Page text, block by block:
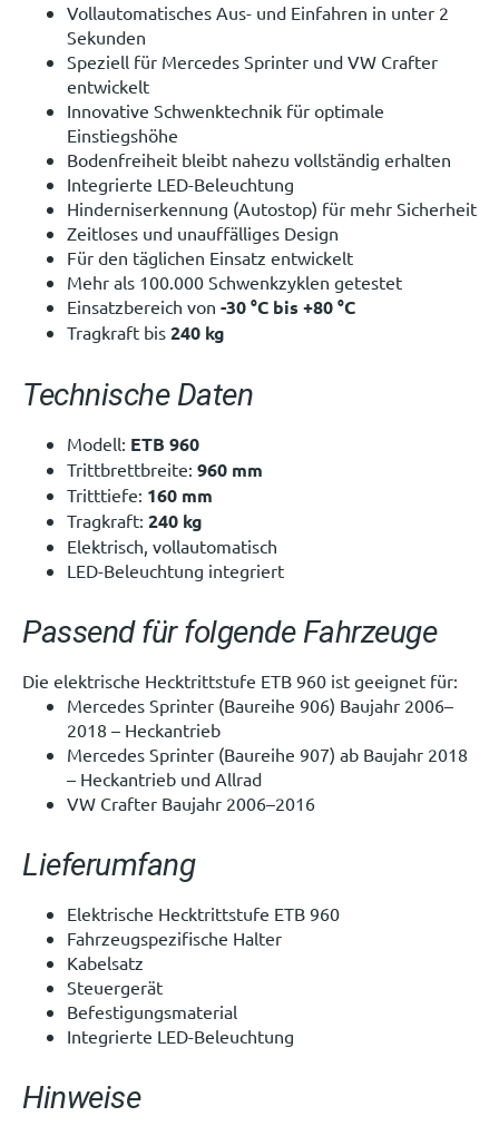
Vollautomatisches Aus- und Einfahren in unter 2
Sekunden
Speziell für Mercedes Sprinter und VW Crafter
entwickelt
Innovative Schwenktechnik für optimale
Einstiegshöhe
Bodenfreiheit bleibt nahezu vollständig erhalten
Integrierte LED-Beleuchtung
Hinderniserkennung (Autostop) für mehr Sicherheit
Zeitloses und unauffälliges Design
Für den täglichen Einsatz entwickelt
Mehr als 100.000 Schwenkzyklen getestet
Einsatzbereich von -30 °C bis +80 °C
Tragkraft bis 240 kg
Technische Daten
Modell: ETB 960
Trittbrettbreite: 960 mm
Tritttiefe: 160 mm
Tragkraft: 240 kg
Elektrisch, vollautomatisch
LED-Beleuchtung integriert
Passend für folgende Fahrzeuge
Die elektrische Hecktrittstufe ETB 960 ist geeignet für:
Mercedes Sprinter (Baureihe 906) Baujahr 2006–
2018 – Heckantrieb
Mercedes Sprinter (Baureihe 907) ab Baujahr 2018
– Heckantrieb und Allrad
VW Crafter Baujahr 2006–2016
Lieferumfang
Elektrische Hecktrittstufe ETB 960
Fahrzeugspezifische Halter
Kabelsatz
Steuergerät
Befestigungsmaterial
Integrierte LED-Beleuchtung
Hinweise